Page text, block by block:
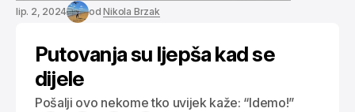
BUGARSKA
MAKEDONIJA
PLANOVI PUTOVANJA
lip. 2, 2024 od Nikola Brzak
Putovanja su ljepša kad se
dijele
Pošalji ovo nekome tko uvijek kaže: “Idemo!”